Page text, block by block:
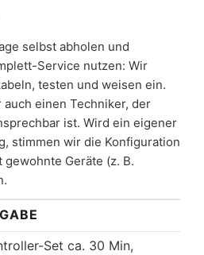
selbst abholen und
Service nutzen: Wir
testen und weisen ein.
einen Techniker, der
ist. Wird ein eigener
stimmen wir die Konfiguration
Geräte (z. B.
Set ca. 30 Min,